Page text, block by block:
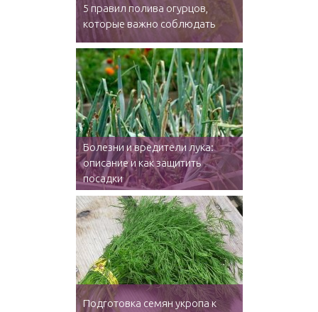
5 правил полива огурцов,
которые важно соблюдать
Болезни и вредители лука:
описание и как защитить
посадки
Подготовка семян укропа к